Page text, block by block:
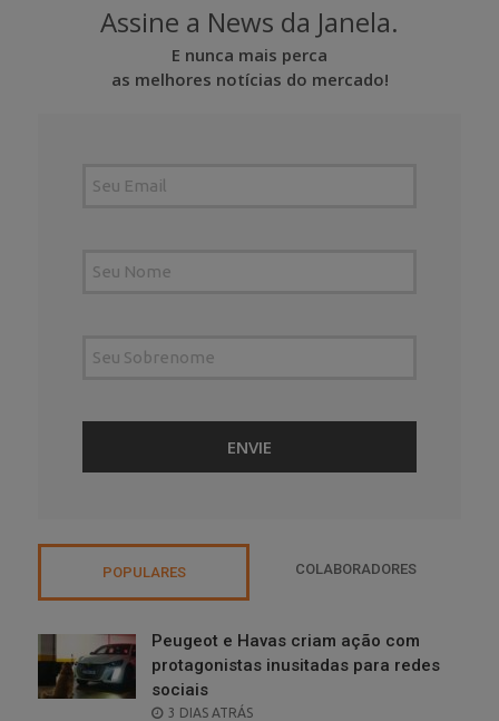
Assine a News da Janela.
E nunca mais perca
as melhores notícias do mercado!
POPULARES COLABORADORES
Peugeot e Havas criam ação com
protagonistas inusitadas para redes
sociais
POSTED
3 DIAS ATRÁS